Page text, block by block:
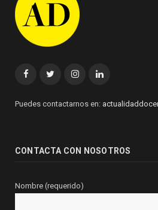
FacebookTwitterInstagramLinkedin
Puedes contactarnos en:
CONTACTA CON NOSOTROS
Nombre (requerido)